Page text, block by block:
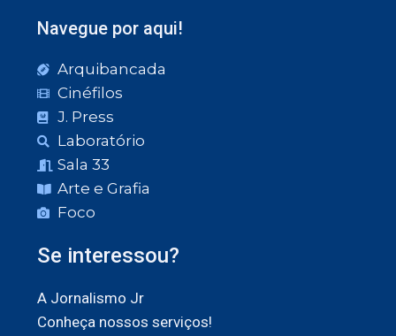
Navegue por aqui!
Arquibancada
Cinéfilos
J. Press
Laboratório
Sala 33
Arte e Grafia
Foco
Se interessou?
A Jornalismo Jr
Conheça nossos serviços!